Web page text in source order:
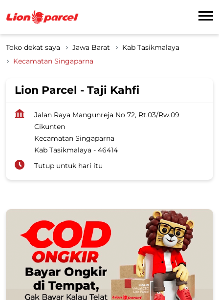
Toko dekat saya Jawa Barat
Kab Tasikmalaya
Kecamatan Singaparna
Lion Parcel - Taji Kahfi
Jalan Raya Mangunreja No 72, Rt.03/Rw.09
Cikunten
Kecamatan Singaparna
Kab Tasikmalaya - 46414
Tutup untuk hari itu